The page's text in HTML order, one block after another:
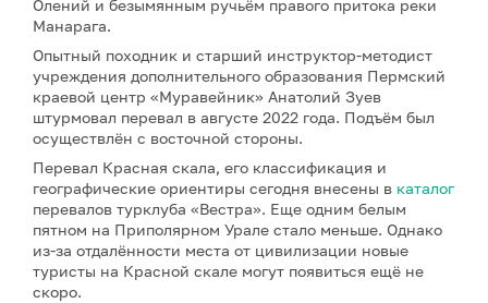
Олений и безымянным ручьём правого притока реки
Манарага.
Опытный походник и старший инструктор-методист
учреждения дополнительного образования Пермский
краевой центр «Муравейник» Анатолий Зуев
штурмовал перевал в августе 2022 года. Подъём был
осуществлён с восточной стороны.
Перевал Красная скала, его классификация и
географические ориентиры сегодня внесены в каталог
перевалов турклуба «Вестра». Еще одним белым
пятном на Приполярном Урале стало меньше. Однако
из-за отдалённости места от цивилизации новые
туристы на Красной скале могут появиться ещё не
скоро.